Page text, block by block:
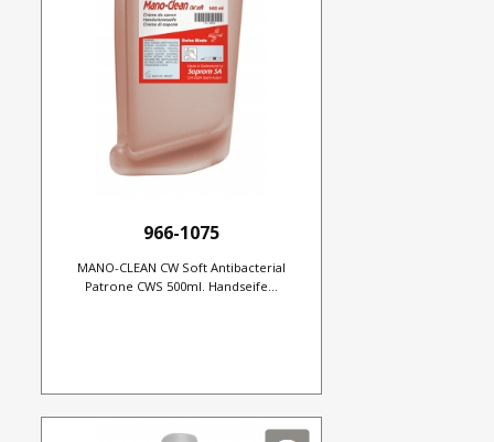
966-1075
MANO-CLEAN CW Soft Antibacterial
Patrone CWS 500ml. Handseife...